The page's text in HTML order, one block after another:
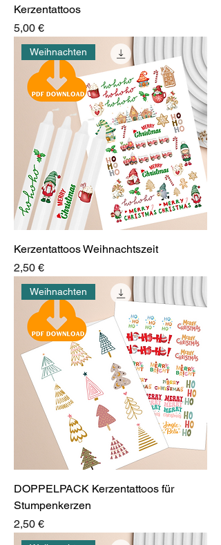
Kerzentattoos
Preis
5,00 €
Weihnachten
Kerzentattoos Weihnachtszeit
Preis
2,50 €
Weihnachten
DOPPELPACK Kerzentattoos für
Stumpenkerzen
Preis
2,50 €